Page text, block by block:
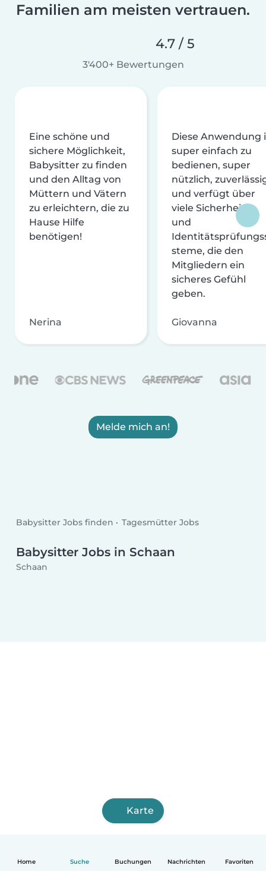
Home Suche Buchungen Nachrichten Favoriten
Familien am meisten vertrauen.
4.7 / 5
3'400+ Bewertungen
Eine schöne und
sichere Möglichkeit,
Babysitter zu finden
und den Alltag von
Müttern und Vätern
zu erleichtern, die zu
Hause Hilfe
benötigen!
Nerina
Diese Anwendung
super einfach zu
bedienen, super
nützlich,
und verfügt über
viele Sicherheits-
und
steme, die den
Mitgliedern ein
sicheres Gefühl
geben.
Giovanna
Melde mich an!
Babysitter Jobs finden Tagesmütter Jobs
Babysitter Jobs in Schaan
Schaan
Karte